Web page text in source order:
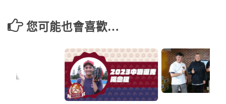
您可能也會喜歡…